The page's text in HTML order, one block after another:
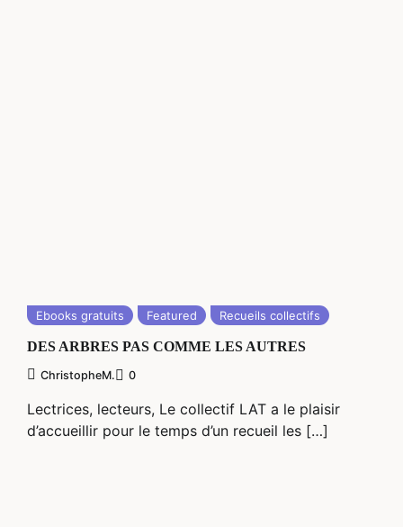
Ebooks gratuits Featured Recueils collectifs
DES ARBRES PAS COMME LES AUTRES
ChristopheM. 0
Lectrices, lecteurs, Le collectif LAT a le plaisir
d’accueillir pour le temps d’un recueil les […]